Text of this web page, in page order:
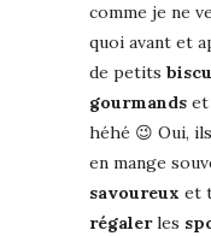
comme je ne
quoi avant et
de petits
gourmands et
héhé 😉 Oui,
en mange
savoureux et
régalerles